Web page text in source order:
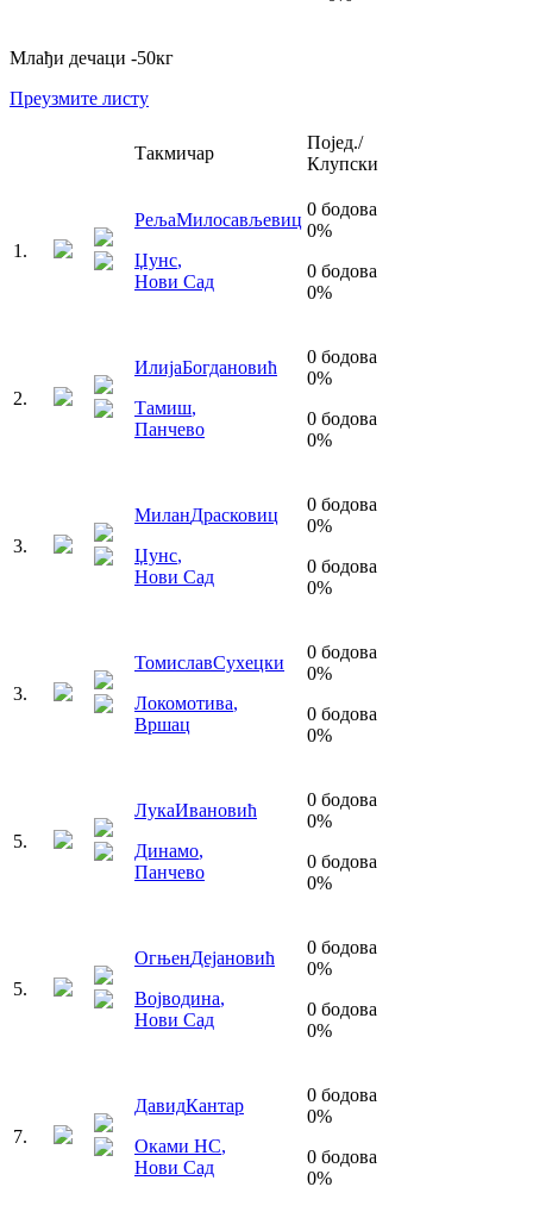
Млађи дечаци -50кг
Преузмите листу
Такмичар
Појед./
Клупски
1 .
РељаМилосављевиц
Џунс,
Нови Сад
0 бодова
0%
0 бодова
0%
2.
ИлијаБогдановић
Тамиш,
Панчево
0 бодова
0%
0 бодова
0%
3.
МиланДрасковиц
Џунс,
Нови Сад
0 бодова
0%
0 бодова
0%
3.
ТомиславСухецки
Локомотива,
Вршац
0 бодова
0%
0 бодова
0%
5.
ЛукаИвановић
Динамо,
Панчево
0 бодова
0%
0 бодова
0%
5.
ОгњенДејановић
Војводина,
Нови Сад
0 бодова
0%
0 бодова
0%
7.
ДавидКантар
Оками НС,
Нови Сад
0 бодова
0%
0 бодова
0%